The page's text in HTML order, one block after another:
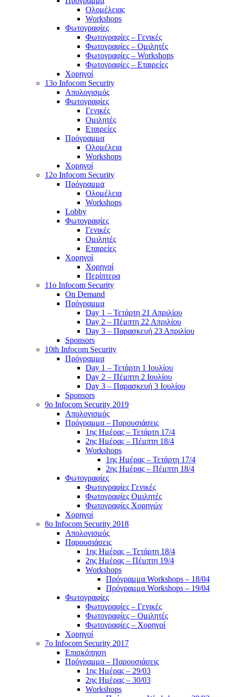
Ολομέλειας
Workshops
Φωτογραφίες
Φωτογραφίες – Γενικές
Φωτογραφίες – Ομιλητές
Φωτογραφίες – Workshops
Φωτογραφίες – Εταιρείες
Χορηγοί
13o Infocom Security
Απολογισμός
Φωτογραφίες
Γενικές
Ομιλητές
Εταιρείες
Πρόγραμμα
Ολομέλεια
Workshops
Χορηγοί
12o Infocom Security
Πρόγραμμα
Ολομέλεια
Workshops
Lobby
Φωτογραφίες
Γενικές
Ομιλητές
Εταιρείες
Χορηγοί
Χορηγοί
Περίπτερα
11o Infocom Security
On Demand
Πρόγραμμα
Day 1 – Τετάρτη 21 Απριλίου
Day 2 – Πέμπτη 22 Απριλίου
Day 3 – Παρασκευή 23 Απριλίου
Sponsors
10th Infocom Security
Πρόγραμμα
Day 1 – Τετάρτη 1 Ιουλίου
Day 2 – Πέμπτη 2 Ιουλίου
Day 3 – Παρασκευή 3 Ιουλίου
Sponsors
9ο Infocom Security 2019
Απολογισμός
Πρόγραμμα – Παρουσιάσεις
1ης Ημέρας – Τετάρτη 17/4
2ης Ημέρας – Πέμπτη 18/4
Workshops
1ης Ημέρας – Τετάρτη 17/4
2ης Ημέρας – Πέμπτη 18/4
Φωτογραφίες
Φωτογραφίες Γενικές
Φωτογραφίες Ομιλητές
Φωτογραφίες Χορηγών
Χορηγοί
8ο Infocom Security 2018
Απολογισμός
Παρουσιάσεις
1ης Ημέρας – Τετάρτη 18/4
2ης Ημέρας – Πέμπτη 19/4
Workshops
Πρόγραμμα Workshops – 18/04
Πρόγραμμα Workshops – 19/04
Φωτογραφίες
Φωτογραφίες – Γενικές
Φωτογραφίες – Ομιλητές
Φωτογραφίες – Χορηγοί
Χορηγοί
7o Infocom Security 2017
Επισκόπηση
Πρόγραμμα – Παρουσιάσεις
1ης Ημέρας – 29/03
2ης Ημέρας – 30/03
Workshops